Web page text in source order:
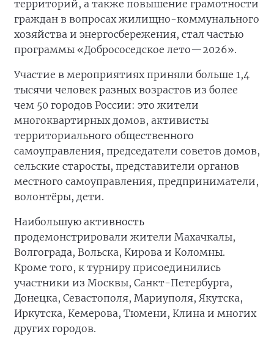
территорий, а также повышение грамотности
граждан в вопросах жилищно-коммунального
хозяйства и энергосбережения, стал частью
программы «Добрососедское лето—2026».
Участие в мероприятиях приняли больше 1,4
тысячи человек разных возрастов из более
чем 50 городов России: это жители
многоквартирных домов, активисты
территориального общественного
самоуправления, председатели советов домов,
сельские старосты, представители органов
местного самоуправления, предприниматели,
волонтёры, дети.
Наибольшую активность
продемонстрировали жители Махачкалы,
Волгограда, Вольска, Кирова и Коломны.
Кроме того, к турниру присоединились
участники из Москвы, Санкт-Петербурга,
Донецка, Севастополя, Мариуполя, Якутска,
Иркутска, Кемерова, Тюмени, Клина и многих
других городов.